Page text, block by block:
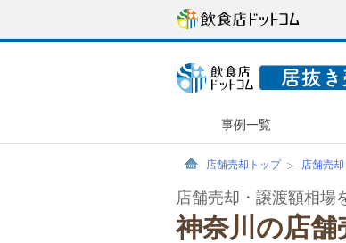
事例一覧
店舗売却トップ 店舗売
店舗売却・譲渡額相場
神奈川の店舗